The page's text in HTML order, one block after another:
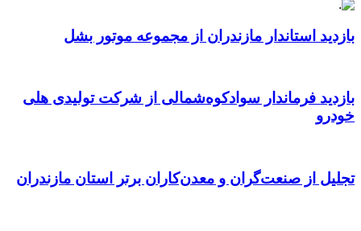
بازدید استاندار مازندران از مجموعه موتور بشل
بازدید فرماندار سوادکوه‌شمالی از شرکت تولیدی هلی
خودرو
تجلیل از صنعت‌گران و معدن‌کاران برتر استان مازندران